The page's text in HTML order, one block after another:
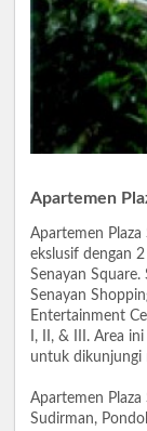
Apartemen
Apartemen Plaza
ekslusif dengan
Senayan Square.
Senayan
Entertainment
I, II, & III. Area
untuk dikunjungi
Apartemen Plaza
Sudirman,